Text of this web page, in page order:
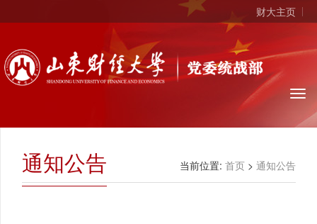
财大主页
通知公告 当前位置: 首页 > 通知公告